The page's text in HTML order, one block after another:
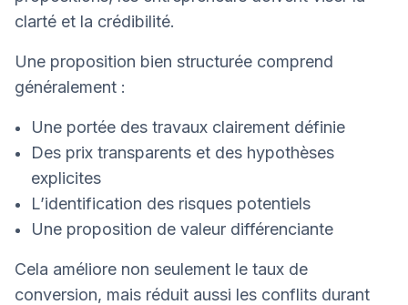
clarté et la crédibilité.
Une proposition bien structurée comprend
généralement :
Une portée des travaux clairement définie
Des prix transparents et des hypothèses
explicites
L’identification des risques potentiels
Une proposition de valeur différenciante
Cela améliore non seulement le taux de
conversion, mais réduit aussi les conflits durant